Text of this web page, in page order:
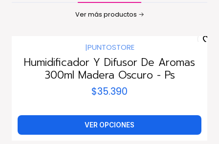
Ver más productos
|PUNTOSTORE
Humidificador Y Difusor De Aromas
300ml Madera Oscuro - Ps
$35.390
VER OPCIONES